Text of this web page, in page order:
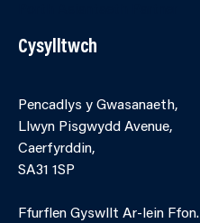
Cysylltwch
Pencadlys y Gwasanaeth,
Llwyn Pisgwydd Avenue,
Caerfyrddin,
SA31 1SP
Ffurflen Gyswllt Ar-lein Ffon.